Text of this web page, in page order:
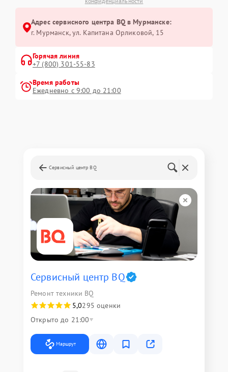
Адрес сервисного центра BQ в Мурманске:
г. Мурманск, ул. Капитана Орликовой, 15
Горячая линия
+7 (800) 301-55-83
Время работы
Ежедневно с 9:00 до 21:00
Сервисный центр BQ
Сервисный центр BQ
Ремонт техники BQ
5,0295 оценки
Открыто до 21:00
Маршрут